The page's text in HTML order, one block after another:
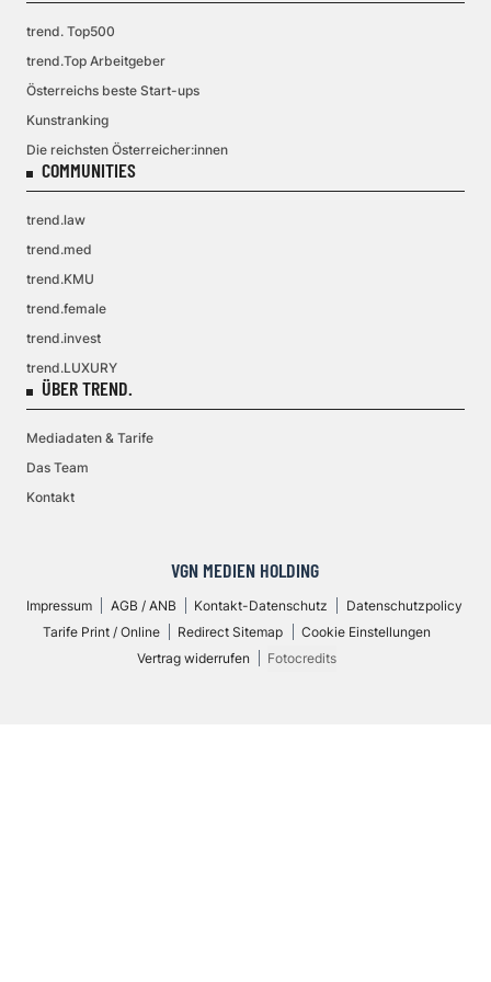
trend. Top500
trend.Top Arbeitgeber
Österreichs beste Start-ups
Kunstranking
Die reichsten Österreicher:innen
COMMUNITIES
trend.law
trend.med
trend.KMU
trend.female
trend.invest
trend.LUXURY
ÜBER TREND.
Mediadaten & Tarife
Das Team
Kontakt
VGN MEDIEN HOLDING
Impressum AGB / ANB Kontakt-Datenschutz
Datenschutzpolicy
Tarife Print / Online
Redirect Sitemap
Cookie Einstellungen
Vertrag widerrufen
Fotocredits